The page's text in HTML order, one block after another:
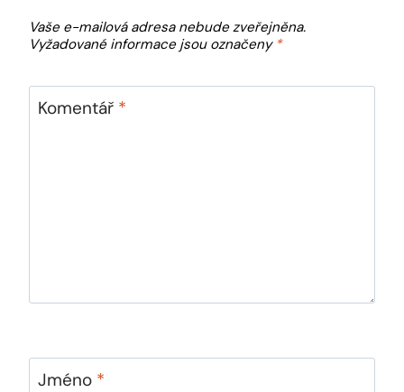
Vaše e-mailová adresa nebude zveřejněna.
Vyžadované informace jsou označeny *
Komentář *
Jméno *